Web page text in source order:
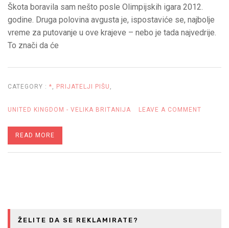
Škota boravila sam nešto posle Olimpijskih igara 2012.
godine. Druga polovina avgusta je, ispostaviće se, najbolje
vreme za putovanje u ove krajeve – nebo je tada najvedrije.
To znači da će
CATEGORY : *, PRIJATELJI PIŠU ,
UNITED KINGDOM - VELIKA BRITANIJA LEAVE A COMMENT
READ MORE
ŽELITE DA SE REKLAMIRATE?